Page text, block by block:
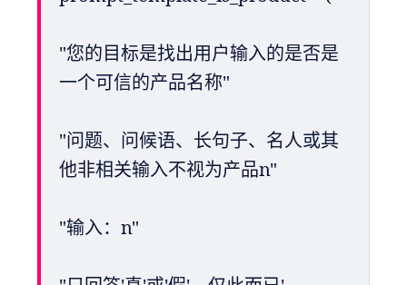
"您的目标是找出用户输入的是否是
一个可信的产品名称"
"问题、问候语、长句子、名人或其
他非相关输入不视为产品n"
"输入：n"